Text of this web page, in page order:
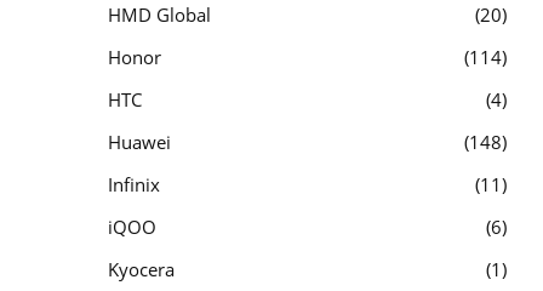
HMD Global
20
Honor
114
HTC
4
Huawei
148
Infinix
11
iQOO
6
Kyocera
1